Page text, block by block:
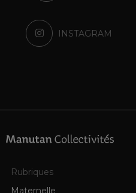
INSTAGRAM
Rubriques
Maternelle